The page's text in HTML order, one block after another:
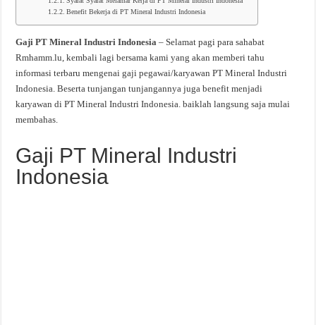
Benefit Bekerja di PT Mineral Industri Indonesia
Gaji PT Mineral Industri Indonesia – Selamat pagi para sahabat
Rmhamm.lu, kembali lagi bersama kami yang akan memberi tahu
informasi terbaru mengenai gaji pegawai/karyawan PT Mineral Industri
Indonesia. Beserta tunjangan tunjangannya juga benefit menjadi
karyawan di PT Mineral Industri Indonesia. baiklah langsung saja mulai
membahas.
Gaji PT Mineral Industri
Indonesia